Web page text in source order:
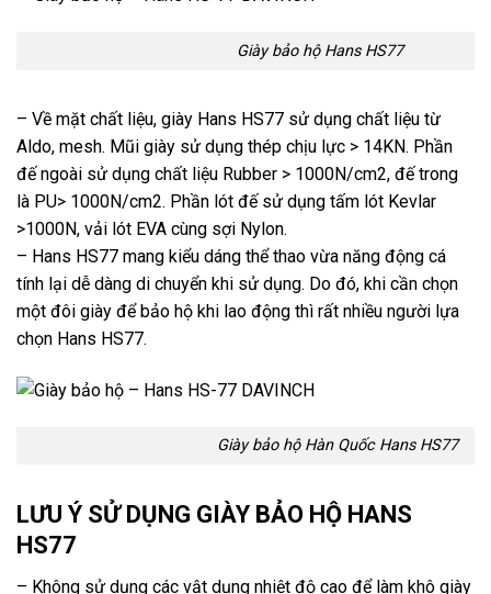
Giày bảo hộ Hans HS77
– Về mặt chất liệu, giày Hans HS77 sử dụng chất liệu từ
Aldo, mesh. Mũi giày sử dụng thép chịu lực > 14KN. Phần
đế ngoài sử dụng chất liệu Rubber > 1000N/cm2, đế trong
là PU> 1000N/cm2. Phần lót đế sử dụng tấm lót Kevlar
>1000N, vải lót EVA cùng sợi Nylon.
– Hans HS77 mang kiểu dáng thể thao vừa năng động cá
tính lại dễ dàng di chuyển khi sử dụng. Do đó, khi cần chọn
một đôi giày để bảo hộ khi lao động thì rất nhiều người lựa
chọn Hans HS77.
Giày bảo hộ Hàn Quốc Hans HS77
LƯU Ý SỬ DỤNG GIÀY BẢO HỘ HANS
HS77
– Không sử dụng các vật dụng nhiệt độ cao để làm khô giày